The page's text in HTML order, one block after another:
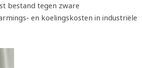
bestand tegen zware
en koelingskosten in industriële